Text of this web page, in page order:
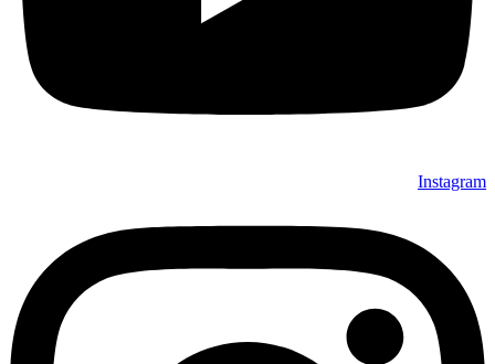
Instagram